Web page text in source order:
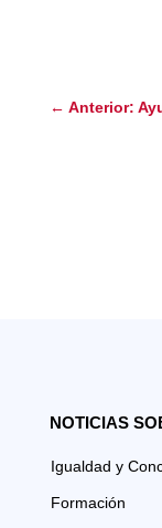
← Anterior:
NOTICIAS
Igualdad y
Formación